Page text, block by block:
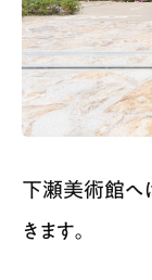
下瀬美術館へ
きます。